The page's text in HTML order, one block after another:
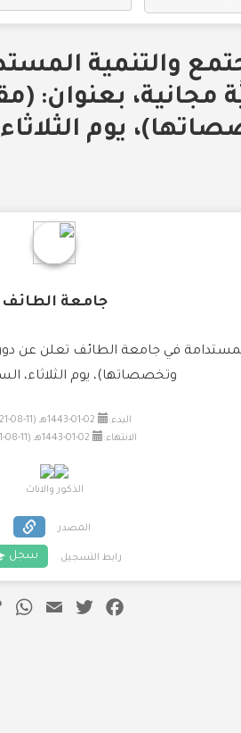
والتنمية
مجانية، بعنوان:
يوم الثلاثاء،
جامعة الطائف
في جامعة الطائف تعلن عن
وتخصصاتها)، يوم الثلاثاء، الساعة
البدء:
الانتهاء:
الذكور والاناث
المصدر
رابط التسجيل سجل
Facebook
Twitter
Email